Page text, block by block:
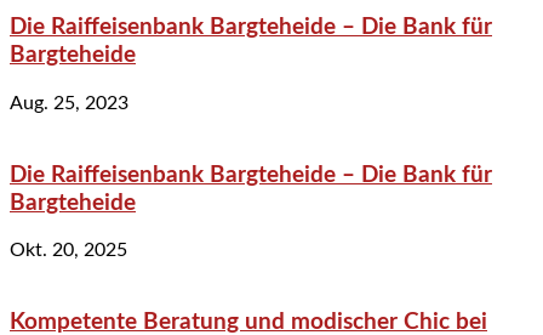
Die Raiffeisenbank Bargteheide – Die Bank für
Bargteheide
Aug. 25, 2023
Die Raiffeisenbank Bargteheide – Die Bank für
Bargteheide
Okt. 20, 2025
Kompetente Beratung und modischer Chic bei